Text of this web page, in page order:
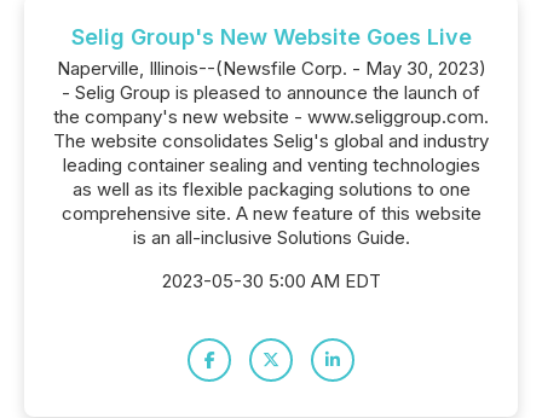
Selig Group's New Website Goes Live
Naperville, Illinois--(Newsfile Corp. - May 30, 2023)
- Selig Group is pleased to announce the launch of
the company's new website - www.seliggroup.com.
The website consolidates Selig's global and industry
leading container sealing and venting technologies
as well as its flexible packaging solutions to one
comprehensive site. A new feature of this website
is an all-inclusive Solutions Guide.
2023-05-30 5:00 AM EDT